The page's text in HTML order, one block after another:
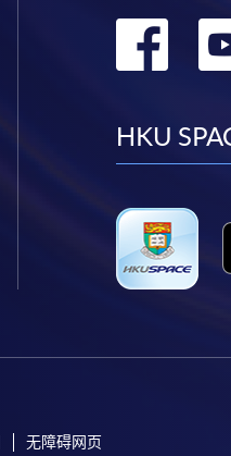
转
HKU
无障碍网页